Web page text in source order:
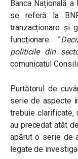
Banca Națională
se referă la
tranzacționare și
funcționare. ”
politicile din
comunicatul
Purtătorul de
serie de aspecte
trebuie clarificate,
au precedat atât
apărut o serie de
legate de